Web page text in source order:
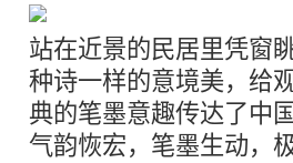
站在近景的民居里凭窗
种诗一样的意境美，给
典的笔墨意趣传达了中
气韵恢宏，笔墨生动，